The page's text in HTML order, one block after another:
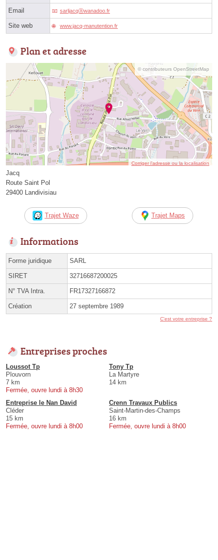
Email sarljacqⓐwanadoo.fr
Site web www.jacq-manutention.fr
Plan et adresse
© contributeurs OpenStreetMap
Corriger l’adresse ou la localisation
Jacq
Route Saint Pol
29400 Landivisiau
Trajet Waze Trajet Maps
Informations
Forme juridique SARL
SIRET 32716687200025
N° TVA Intra. FR17327166872
Création 27 septembre 1989
C'est votre entreprise ?
Entreprises proches
Loussot Tp
Plouvorn
7 km
Fermée, ouvre lundi à 8h30
Tony Tp
La Martyre
14 km
Entreprise le Nan David
Cléder
15 km
Fermée, ouvre lundi à 8h00
Crenn Travaux Publics
Saint-Martin-des-Champs
16 km
Fermée, ouvre lundi à 8h00